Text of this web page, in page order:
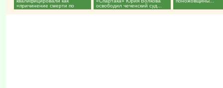
«причинение смерти по
неосторожности»...
освободил чеченский суд...